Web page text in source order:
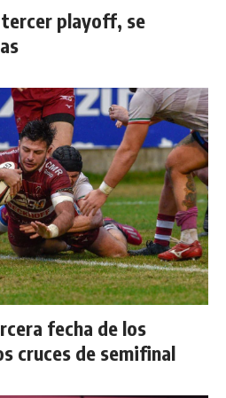
tercer playoff, se
fecha de los
cruces de semifinal